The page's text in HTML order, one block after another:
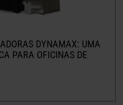
DYNAMAX: UMA
PARA OFICINAS DE